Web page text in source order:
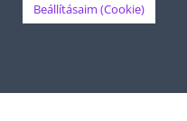
Beállításaim (Cookie)